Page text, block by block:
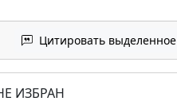
Цитировать выделенное
ИЗБРАН